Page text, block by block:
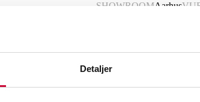
Detaljer
SHOWROOMAarhus
Børge Mogensen. To
en model J52B. Sh. 44-45